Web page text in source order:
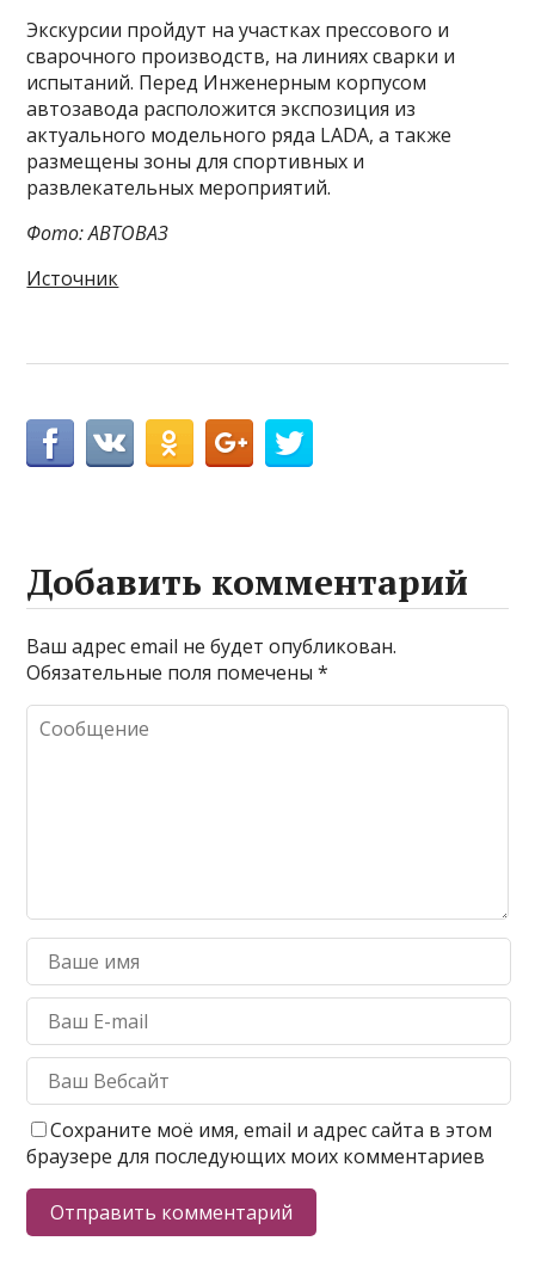
Экскурсии пройдут на участках прессового и
сварочного производств, на линиях сварки и
испытаний. Перед Инженерным корпусом
автозавода расположится экспозиция из
актуального модельного ряда LADA, а также
размещены зоны для спортивных и
развлекательных мероприятий.
Фото: АВТОВАЗ
Источник
Добавить комментарий
Ваш адрес email не будет опубликован.
Обязательные поля помечены*
Сохраните моё имя, email и адрес сайта в этом
браузере для последующих моих комментариев